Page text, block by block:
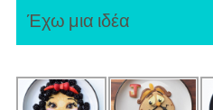
Έχω μια ιδέα